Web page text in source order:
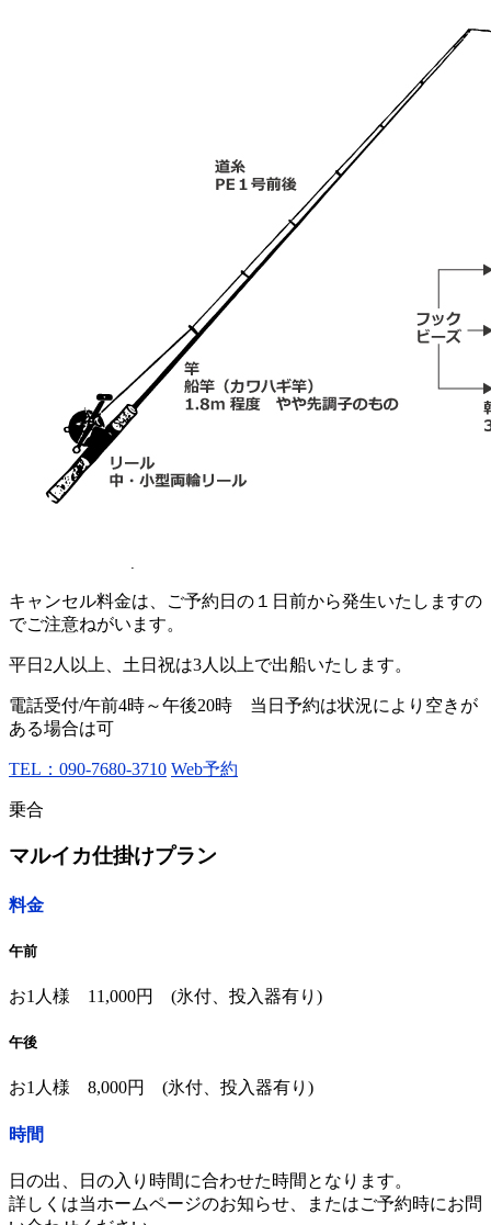
キャンセル料金は、ご予約日の１日前から発生いたしますの
でご注意ねがいます。
平日2人以上、土日祝は3人以上で出船いたします。
電話受付/午前4時～午後20時 当日予約は状況により空きが
ある場合は可
TEL：090-7680-3710 Web予約
乗合
マルイカ仕掛けプラン
料金
午前
お1人様 11,000円 (氷付、投入器有り)
午後
お1人様 8,000円 (氷付、投入器有り)
時間
日の出、日の入り時間に合わせた時間となります。
詳しくは当ホームページのお知らせ、またはご予約時にお問